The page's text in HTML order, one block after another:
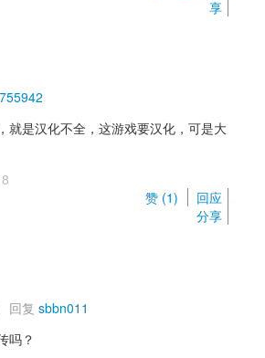
享
就是汉化不全，这游戏要汉化，可是大
赞 (1)
回应
分享
回复 sbbn011
吗？